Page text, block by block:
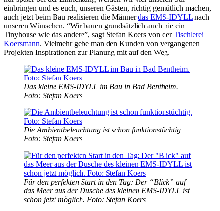
einbringen und es euch, unseren Gästen, richtig gemütlich machen,
auch jetzt beim Bau realisieren die Männerdas EMS-IDYLL nach
unseren Wünschen. “Wir bauen grundsätzlich auch nie ein
Tinyhouse wie das andere”, sagt Stefan Koers von derTischlerei
Koersmann. Vielmehr gebe man den Kunden von vergangenen
Projekten Inspirationen zur Planung mit auf den Weg.
Das kleine EMS-IDYLL im Bau in Bad Bentheim.
Foto: Stefan Koers
Die Ambientbeleuchtung ist schon funktionstüchtig.
Foto: Stefan Koers
Für den perfekten Start in den Tag: Der “Blick” auf
das Meer aus der Dusche des kleinen EMS-IDYLL ist
schon jetzt möglich. Foto: Stefan Koers